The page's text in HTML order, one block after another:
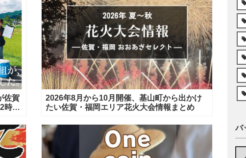
佐賀
時間
2026年8月から10月開催、基山町から出かけ
たい佐賀・福岡エリア花火大会情報まとめ
バ